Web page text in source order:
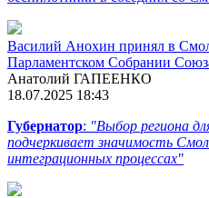
Василий Анохин принял в
Парламентском Собрании
Анатолий ГАПЕЕНКО
18.07.2025 18:43
Губернатор: "Выбор региона
подчеркивает значимость
интеграционных процессах"